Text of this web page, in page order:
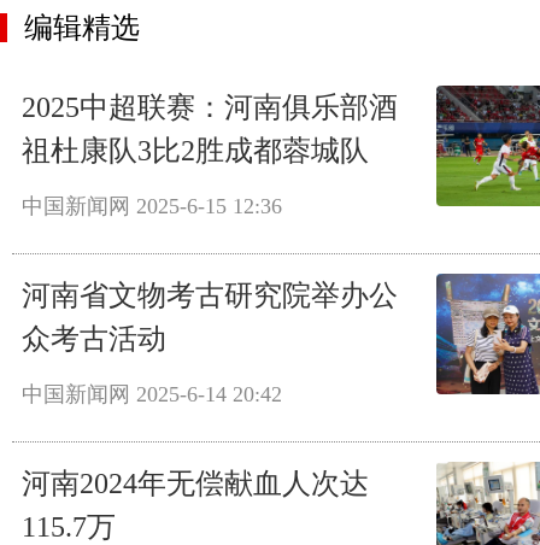
编辑精选
2025中超联赛：河南俱乐部酒
祖杜康队3比2胜成都蓉城队
中国新闻网 2025-6-15 12:36
河南省文物考古研究院举办公
众考古活动
中国新闻网 2025-6-14 20:42
河南2024年无偿献血人次达
115.7万